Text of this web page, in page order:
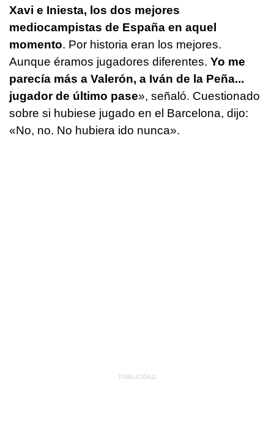
Xavi e Iniesta, los dos mejores
mediocampistas de España en aquel
momento. Por historia eran los mejores.
Aunque éramos jugadores diferentes. Yo me
parecía más a Valerón, a Iván de la Peña...
jugador de último pase», señaló. Cuestionado
sobre si hubiese jugado en el Barcelona, dijo:
«No, no. No hubiera ido nunca».